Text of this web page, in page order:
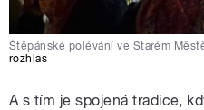
Štěpánské polévání ve Starém
rozhlas
A s tím je spojená tradice,